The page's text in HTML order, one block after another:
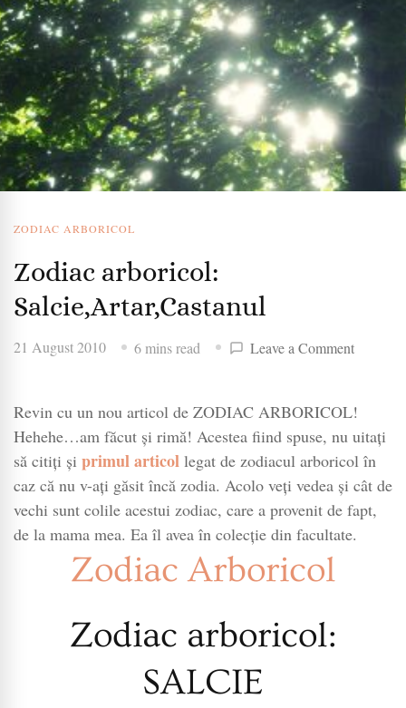
ZODIAC ARBORICOL
Zodiac arboricol:
Salcie,Artar,Castanul
21 August 2010 6 mins read Leave a Commenton
Revin cu un nou articol de ZODIAC ARBORICOL!
Hehehe…am făcut și rimă! Acestea fiind spuse, nu uitați
să citiți și primul articol legat de zodiacul arboricol în
caz că nu v-ați găsit încă zodia. Acolo veți vedea și cât de
vechi sunt colile acestui zodiac, care a provenit de fapt,
de la mama mea. Ea îl avea în colecție din facultate.
Zodiac Arboricol
Zodiac arboricol:
SALCIE